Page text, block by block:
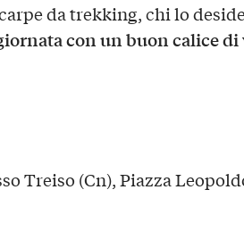
da trekking, chi lo
con un buon calice
Treiso (Cn), Piazza